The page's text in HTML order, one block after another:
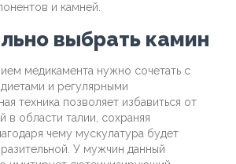
и камней.
выбрать камин
медикамента нужно сочетать с
и регулярными
техника позволяет избавиться от
области талии, сохраняя
чему мускулатура будет
У мужчин данный